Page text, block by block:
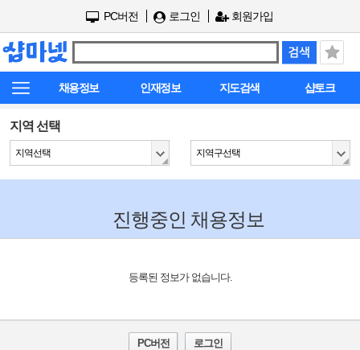
PC버전 로그인 회원가입
채용정보 인재정보 지도검색 샵토크
지역 선택
지역선택 지역구선택
진행중인 채용정보
등록된 정보가 없습니다.
PC버전 로그인